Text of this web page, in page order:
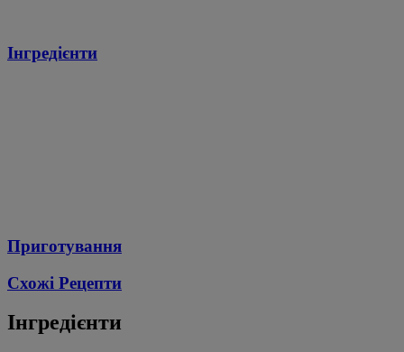
Інгредієнти
Приготування
Схожі Рецепти
Інгредієнти